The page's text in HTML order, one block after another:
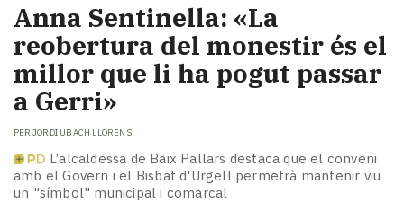
Anna Sentinella: «La
reobertura del monestir és el
millor que li ha pogut passar
a Gerri»
PER JORDI UBACH LLORENS
L’alcaldessa de Baix Pallars destaca que el conveni
amb el Govern i el Bisbat d'Urgell permetrà mantenir viu
un "símbol" municipal i comarcal